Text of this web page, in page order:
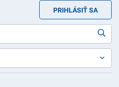
PRIHLÁSIŤ SA